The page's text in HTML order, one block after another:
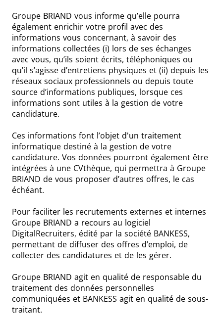
Groupe BRIAND vous informe qu’elle pourra
également enrichir votre profil avec des
informations vous concernant, à savoir des
informations collectées (i) lors de ses échanges
avec vous, qu’ils soient écrits, téléphoniques ou
qu’il s’agisse d’entretiens physiques et (ii) depuis les
réseaux sociaux professionnels ou depuis toute
source d’informations publiques, lorsque ces
informations sont utiles à la gestion de votre
candidature.
Ces informations font l’objet d'un traitement
informatique destiné à la gestion de votre
candidature. Vos données pourront également être
intégrées à une CVthèque, qui permettra à Groupe
BRIAND de vous proposer d’autres offres, le cas
échéant.
Pour faciliter les recrutements externes et internes
Groupe BRIAND a recours au logiciel
DigitalRecruiters, édité par la société BANKESS,
permettant de diffuser des offres d’emploi, de
collecter des candidatures et de les gérer.
Groupe BRIAND agit en qualité de responsable du
traitement des données personnelles
communiquées et BANKESS agit en qualité de sous-
traitant.